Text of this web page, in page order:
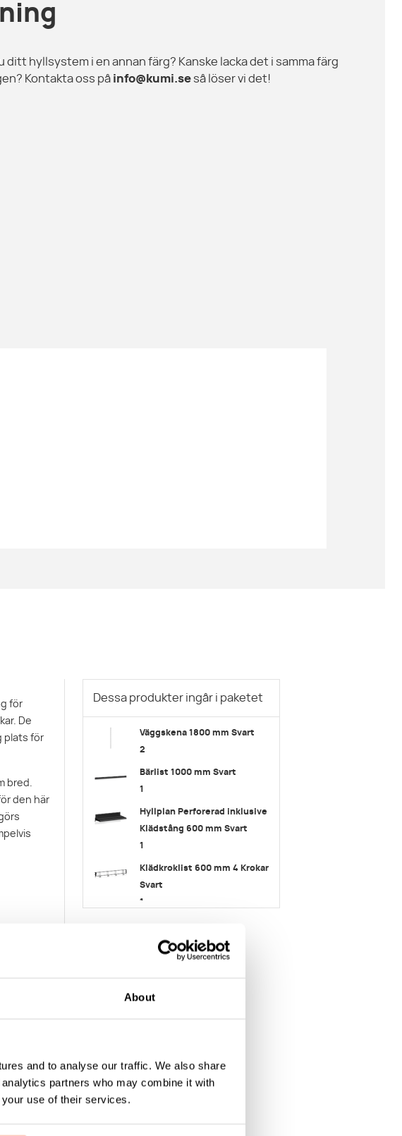
About
and to analyse our traffic. We also share
partners who may combine it with
use of their services.
ditt hyllsystem i en annan färg? Kanske lacka det i samma färg
Kontakta oss på info@kumi.se så löser vi det!
för
De
plats för
bred.
den här
Dessa produkter ingår i paketet
Väggskena 1800 mm Svart
2
Bärlist 1000 mm Svart
1
Hyllplan Perforerad inklusive
Klädstång 600 mm Svart
1
Klädkroklist 600 mm 4 Krokar
Svart
1
600x300 mm Svart
Hyllkonsoler Vinklingsbara
300 mm Svart